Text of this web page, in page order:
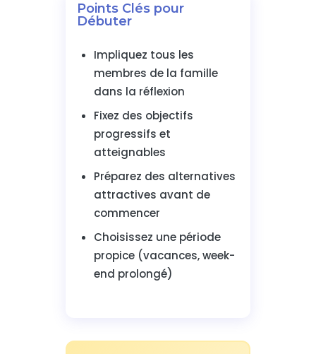
Points Clés pour
Débuter
Impliquez tous les
membres de la famille
dans la réflexion
Fixez des objectifs
progressifs et
atteignables
Préparez des alternatives
attractives avant de
commencer
Choisissez une période
propice (vacances, week-
end prolongé)